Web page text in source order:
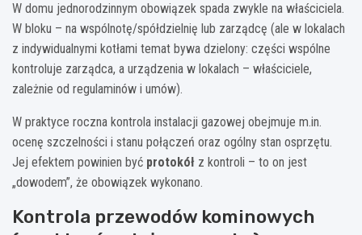
W domu jednorodzinnym obowiązek spada zwykle na właściciela.
W bloku – na wspólnotę/spółdzielnię lub zarządcę (ale w lokalach
z indywidualnymi kotłami temat bywa dzielony: części wspólne
kontroluje zarządca, a urządzenia w lokalach – właściciele,
zależnie od regulaminów i umów).
W praktyce roczna kontrola instalacji gazowej obejmuje m.in.
ocenę szczelności i stanu połączeń oraz ogólny stan osprzętu.
Jej efektem powinien być protokół z kontroli – to on jest
„dowodem”, że obowiązek wykonano.
Kontrola przewodów kominowych